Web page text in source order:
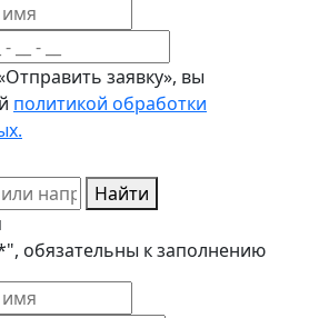
заявку», вы
политикой обработки
Найти
обязательны к заполнению